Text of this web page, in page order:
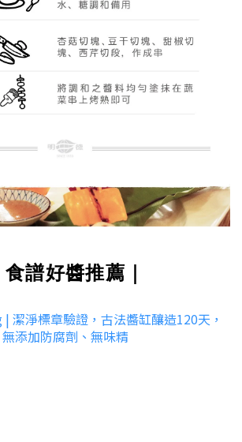
食譜好醬推薦｜